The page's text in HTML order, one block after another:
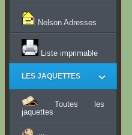
Nelson Adresses
Liste imprimable
LES JAQUETTES
Toutes les
jaquettes